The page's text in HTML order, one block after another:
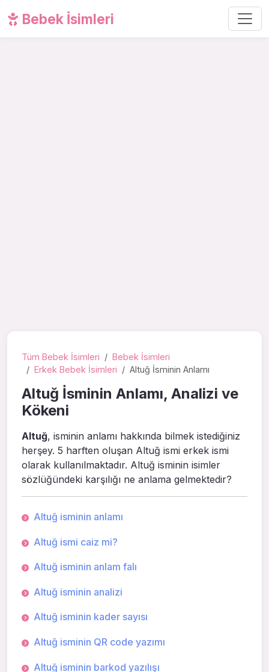
Bebek İsimleri
Tüm Bebek İsimleri
Bebek İsimleri
Erkek Bebek İsimleri
Altuğ İsminin Anlamı
Altuğ İsminin Anlamı, Analizi ve
Kökeni
Altuğ, isminin anlamı hakkında bilmek istediğiniz
herşey. 5 harften oluşan Altuğ ismi erkek ismi
olarak kullanılmaktadır. Altuğ isminin isimler
sözlüğündeki karşılığı ne anlama gelmektedir?
Altuğ isminin anlamı
Altuğ ismi caiz mi?
Altuğ isminin anlam falı
Altuğ isminin analizi
Altuğ isminin kader sayısı
Altuğ isminin QR code yazımı
Altuğ isminin barkod yazılışı